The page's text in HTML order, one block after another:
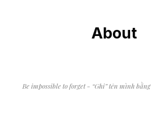
About
Be impossible to forget - “Ghi” tên mình